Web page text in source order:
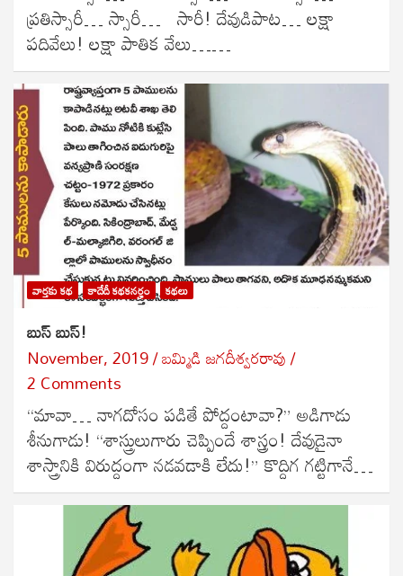
ప్రతిస్సారీ… స్సారీ… సారీ! దేవుడిపాట… లక్షా
పదివేలు! లక్షా పాతిక వేలు……
వార్తకు కథ కాదేదీ కథకనర్హం కథలు
బుస్ బుస్!
November, 2019 బ‌మ్మిడి జ‌గ‌దీశ్వ‌ర‌రావు
2 Comments
“మావా… నాగదోసం పడితే పోద్దంటావా?” అడిగాడు
శీనుగాడు! “శాస్త్రులుగారు చెప్పిందే శాస్త్రం! దేవుడైనా
శాస్త్రానికి విరుద్దంగా నడవడాకి లేదు!” కొద్దిగ గట్టిగానే…